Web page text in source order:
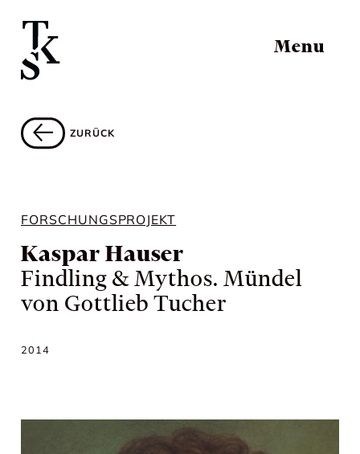
Menu
ZURÜCK
FORSCHUNGSPROJEKT
Kaspar Hauser
Findling & Mythos. Mündel
von Gottlieb Tucher
2014